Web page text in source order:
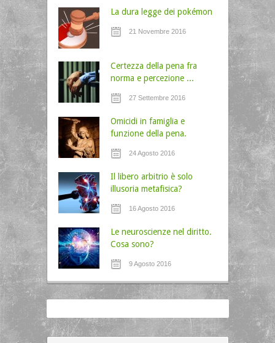
La dura legge dei pokémon
21 Novembre 2016
Certezza della pena fra
norma e percezione ...
27 Settembre 2016
Omicidi in famiglia e
funzione della pena.
24 Agosto 2016
Il libero arbitrio è solo
illusoria metafisica?
16 Agosto 2016
Le neuroscienze nel diritto.
Cosa sono?
9 Agosto 2016